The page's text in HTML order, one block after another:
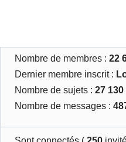
Nombre de membres :22
Dernier membre inscrit :
Nombre de sujets :27 130
Nombre de messages :